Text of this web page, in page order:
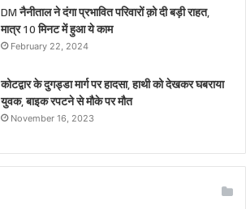
DM नैनीताल ने दंगा प्रभावित परिवारों क़ो दी बड़ी राहत,
मात्र 10 मिनट में हुआ ये काम
February 22, 2024
कोटद्वार के दुगड्डा मार्ग पर हादसा, हाथी को देखकर घबराया
युवक, बाइक रपटने से मौके पर मौत
November 16, 2023